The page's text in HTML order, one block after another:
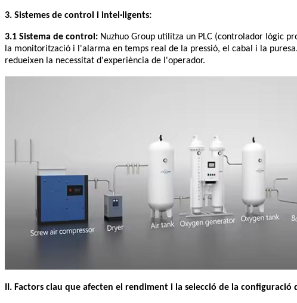
3. Sistemes de control i intel·ligents:
3.1 Sistema de control: Nuzhuo Group utilitza un PLC (controlador lògic
la monitorització i l'alarma en temps real de la pressió, el cabal i la
redueixen la necessitat d'experiència de l'operador.
II. Factors clau que afecten el rendiment i la selecció de la configuració